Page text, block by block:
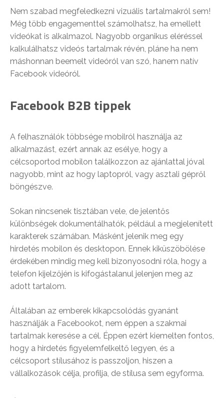
Nem szabad megfeledkezni vizuális tartalmakról sem!
Még több engagementtel számolhatsz, ha emellett
videókat is alkalmazol. Nagyobb organikus eléréssel
kalkulálhatsz videós tartalmak révén, pláne ha nem
máshonnan beemelt videóról van szó, hanem natív
Facebook videóról.
Facebook B2B tippek
A felhasználók többsége mobilról használja az
alkalmazást, ezért annak az esélye, hogy a
célcsoportod mobilon találkozzon az ajánlattal jóval
nagyobb, mint az hogy laptopról, vagy asztali gépről
böngészve.
Sokan nincsenek tisztában vele, de jelentős
különbségek dokumentálhatók, például a megjelenített
karakterek számában. Másként jelenik meg egy
hirdetés mobilon és desktopon. Ennek kiküszöbölése
érdekében mindig meg kell bizonyosodni róla, hogy a
telefon kijelzőjén is kifogástalanul jelenjen meg az
adott tartalom.
Általában az emberek kikapcsolódás gyanánt
használják a Facebookot, nem éppen a szakmai
tartalmak keresése a cél. Éppen ezért kiemelten fontos,
hogy a hirdetés figyelemfelkeltő legyen, és a
célcsoport stílusához is passzoljon, hiszen a
vállalkozások célja, profilja, de stílusa sem egyforma.